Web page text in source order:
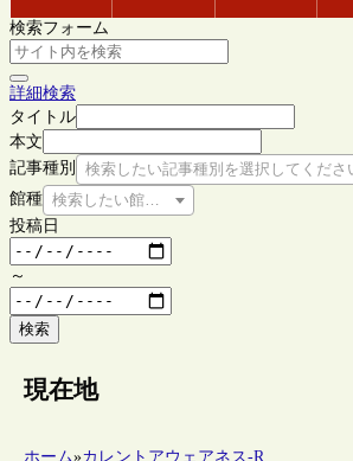
検索フォーム
詳細検索
タイトル
本文
記事種別
検索したい記事種別を選択してくださ
館種 検索したい館種を選択してください
投稿日
～
検索
現在地
ホーム»カレントアウェアネス-R